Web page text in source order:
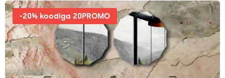
-20% koodiga 20PROMO